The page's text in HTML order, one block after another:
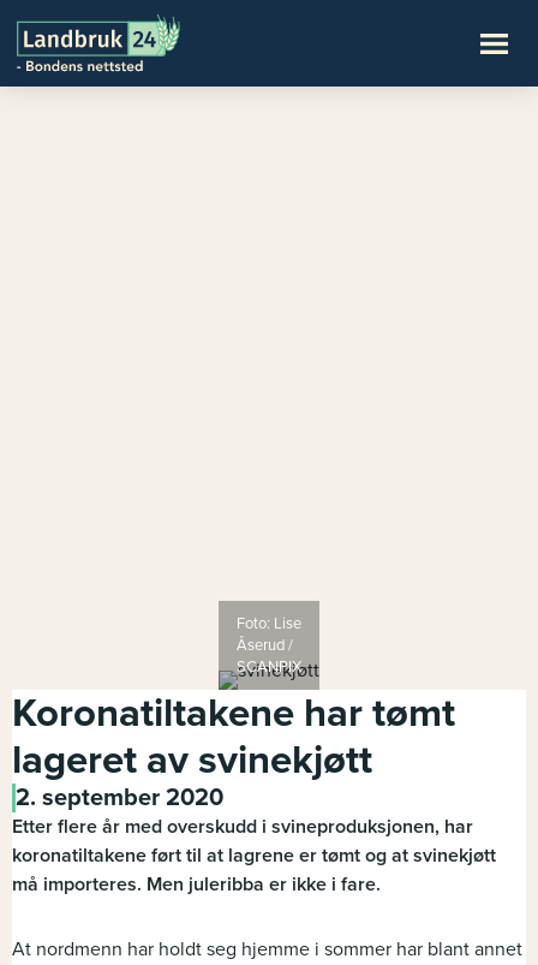
Foto: Lise
Åserud /
SCANPIX
Koronatiltakene har tømt
lageret av svinekjøtt
2. september 2020
Etter flere år med overskudd i svineproduksjonen, har
koronatiltakene ført til at lagrene er tømt og at svinekjøtt
må importeres. Men juleribba er ikke i fare.
At nordmenn har holdt seg hjemme i sommer har blant annet